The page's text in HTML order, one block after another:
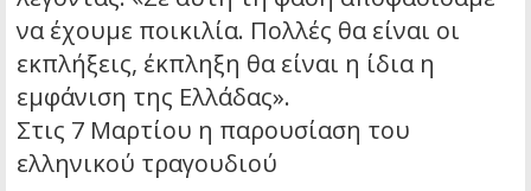
να έχουμε ποικιλία. Πολλές θα είναι οι
εκπλήξεις, έκπληξη θα είναι η ίδια η
εμφάνιση της Ελλάδας».
Στις 7 Μαρτίου η παρουσίαση του
ελληνικού τραγουδιού